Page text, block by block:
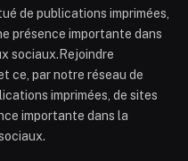
de publications imprimées,
présence importante dans
sociaux.Rejoindre
ce, par notre réseau de
imprimées, de sites
importante dans la